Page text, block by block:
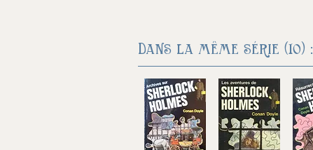
Dans la même série (10) :